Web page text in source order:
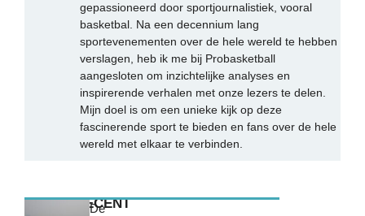
gepassioneerd door sportjournalistiek, vooral
basketbal. Na een decennium lang
sportevenementen over de hele wereld te hebben
verslagen, heb ik me bij Probasketball
aangesloten om inzichtelijke analyses en
inspirerende verhalen met onze lezers te delen.
Mijn doel is om een unieke kijk op deze
fascinerende sport te bieden en fans over de hele
wereld met elkaar te verbinden.
MEEST RECENT
De